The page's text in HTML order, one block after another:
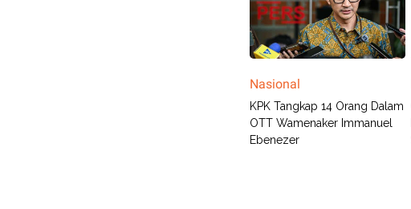
Nasional
KPK Tangkap 14 Orang Dalam
OTT Wamenaker Immanuel
Ebenezer